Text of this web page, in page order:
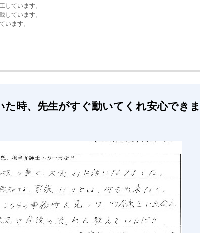
しています。
しています。
います。
時、先生がすぐ動いてくれ安心できま